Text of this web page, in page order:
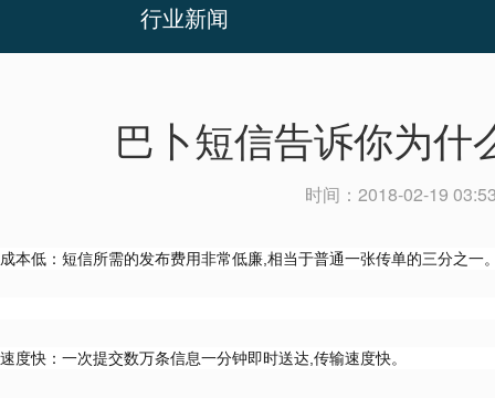
行业新闻
巴卜短信告诉你为什
时间： 2018-02-19
成本低：短信所需的发布费用非常低廉,相当于普通一张传单的三分之一
速度快：一次提交数万条信息一分钟即时送达,传输速度快。